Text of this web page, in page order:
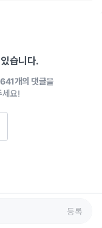
습니다.
개의 댓글을
세요!
등록